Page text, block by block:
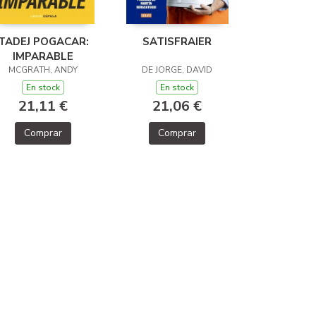
POGACAR:
IMPARABLE
MCGRATH, ANDY
En stock
21,11 €
Comprar
SATISFRAIER
DE JORGE, DAVID
En stock
21,06 €
Comprar